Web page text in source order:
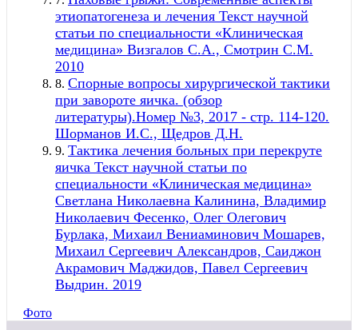
этиопатогенеза и лечения Текст научной
статьи по специальности «Клиническая
медицина» Визгалов С.А., Смотрин С.М.
2010
8. Спорные вопросы хирургической тактики
при завороте яичка. (обзор
литературы).Номер №3, 2017 - стр. 114-120.
Шорманов И.С., Щедров Д.Н.
9. Тактика лечения больных при перекруте
яичка Текст научной статьи по
специальности «Клиническая медицина»
Светлана Николаевна Калинина, Владимир
Николаевич Фесенко, Олег Олегович
Бурлака, Михаил Вениаминович Мошарев,
Михаил Сергеевич Александров, Саиджон
Акрамович Маджидов, Павел Сергеевич
Выдрин. 2019
Фото